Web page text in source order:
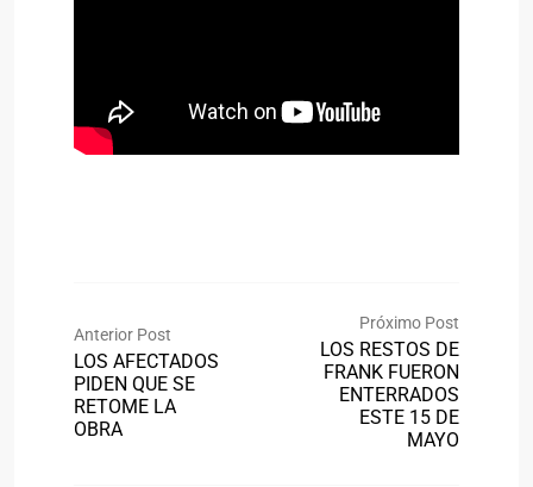
Anterior Post
LOS AFECTADOS
PIDEN QUE SE
RETOME LA
OBRA
Próximo Post
LOS RESTOS DE
FRANK FUERON
ENTERRADOS
ESTE 15 DE
MAYO